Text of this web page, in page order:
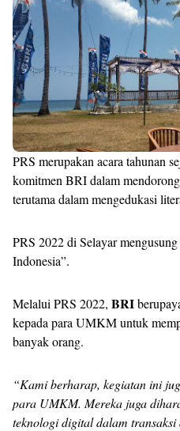
PRS merupakan acara tahunan
komitmen BRI dalam
terutama dalam mengedukasi
PRS 2022 di Selayar
Indonesia”.
Melalui PRS 2022, BRI
kepada para UMKM untuk
banyak orang.
“Kami berharap, kegiatan ini
para UMKM. Mereka juga
teknologi digital dalam transaksi